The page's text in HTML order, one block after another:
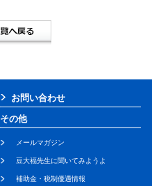
お問い合わせ
その他
メールマガジン
豆大福先生に聞いてみようよ
補助金・税制優遇情報